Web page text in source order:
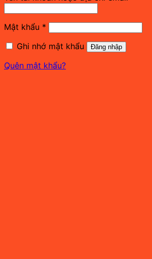
Mật khẩu *
Ghi nhớ mật khẩu
Đăng nhập
Quên mật khẩu?